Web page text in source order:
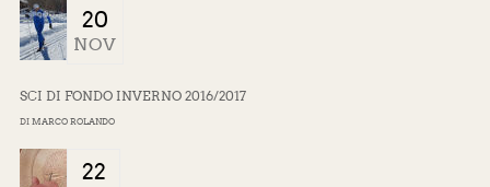
20
NOV
SCI DI FONDO INVERNO 2016/2017
DI MARCO ROLANDO
22